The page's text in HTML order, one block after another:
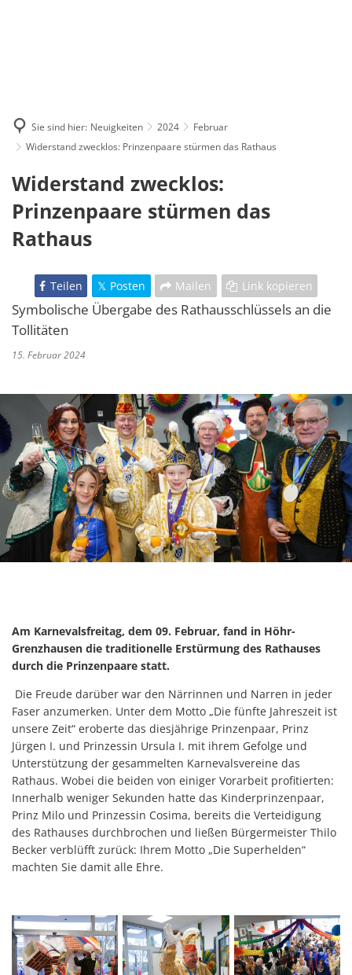
Sie sind hier: Neuigkeiten 2024
Februar
Widerstand zwecklos: Prinzenpaare stürmen das Rathaus
Widerstand zwecklos:
Prinzenpaare stürmen das
Rathaus
Teilen Posten Mailen Link kopieren
Symbolische Übergabe des Rathausschlüssels an die
Tollitäten
15. Februar 2024
Am Karnevalsfreitag, dem 09. Februar, fand in Höhr-
Grenzhausen die traditionelle Erstürmung des Rathauses
durch die Prinzenpaare statt.
Die Freude darüber war den Närrinnen und Narren in jeder
Faser anzumerken. Unter dem Motto „Die fünfte Jahreszeit ist
unsere Zeit“ eroberte das diesjährige Prinzenpaar, Prinz
Jürgen I. und Prinzessin Ursula I. mit ihrem Gefolge und
Unterstützung der gesammelten Karnevalsvereine das
Rathaus. Wobei die beiden von einiger Vorarbeit profitierten:
Innerhalb weniger Sekunden hatte das Kinderprinzenpaar,
Prinz Milo und Prinzessin Cosima, bereits die Verteidigung
des Rathauses durchbrochen und ließen Bürgermeister Thilo
Becker verblüfft zurück: Ihrem Motto „Die Superhelden“
machten Sie damit alle Ehre.